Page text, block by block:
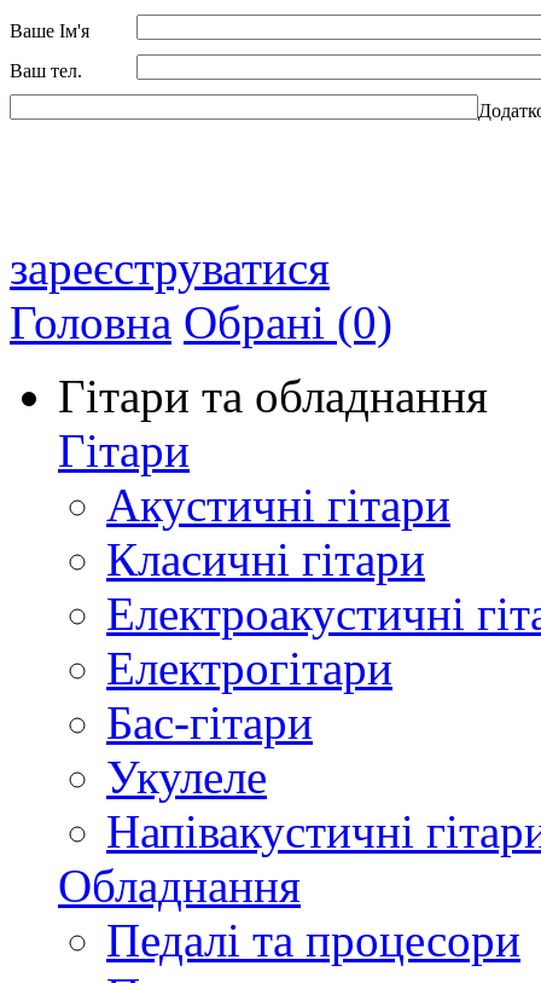
Ваше Ім'я
Ваш тел.
зареєструватися
Головна Обрані (0)
Гітари та обладнання
Гітари
Акустичні гітари
Класичні гітари
Електроакустичні
Електрогітари
Бас-гітари
Укулеле
Напівакустичні
Обладнання
Педалі та процесори